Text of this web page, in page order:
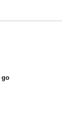
go